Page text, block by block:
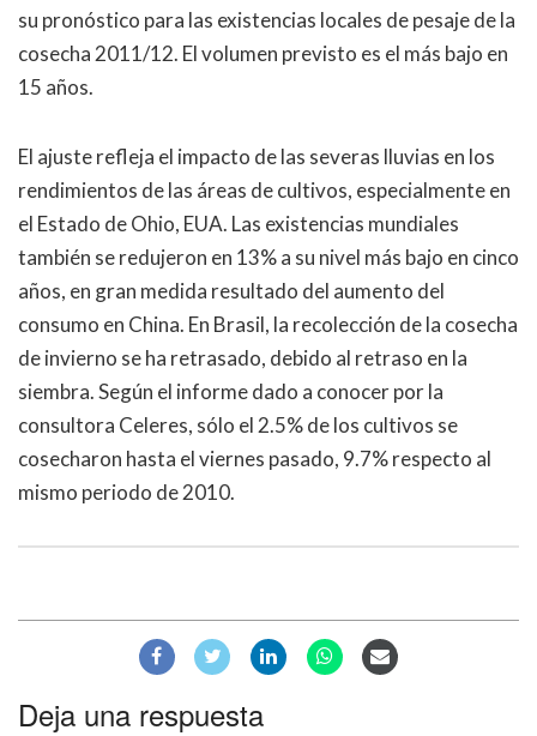
su pronóstico para las existencias locales de pesaje de la
cosecha 2011/12. El volumen previsto es el más bajo en
15 años.
El ajuste refleja el impacto de las severas lluvias en los
rendimientos de las áreas de cultivos, especialmente en
el Estado de Ohio, EUA. Las existencias mundiales
también se redujeron en 13% a su nivel más bajo en cinco
años, en gran medida resultado del aumento del
consumo en China. En Brasil, la recolección de la cosecha
de invierno se ha retrasado, debido al retraso en la
siembra. Según el informe dado a conocer por la
consultora Celeres, sólo el 2.5% de los cultivos se
cosecharon hasta el viernes pasado, 9.7% respecto al
mismo periodo de 2010.
Deja una respuesta